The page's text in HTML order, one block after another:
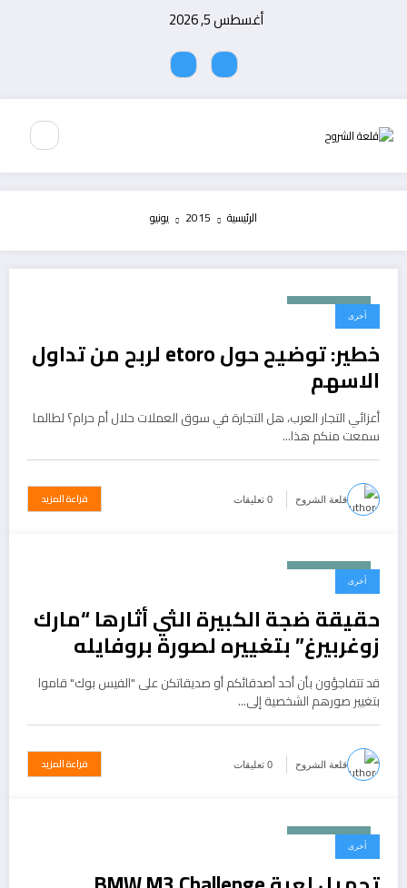
أغسطس 5, 2026
الرئيسية 2015 يونيو
أخرى
خطير: توضيح حول etoro لربح من تداول
الاسهم
أعزائي التجار العرب، هل التجارة في سوق العملات حلال أم حرام؟ لطالما
سمعت منكم هذا…
قلعة الشروح 0 تعليقات قراءة المزيد
أخرى
حقيقة ضجة الكبيرة الثي أثارها “مارك
زوغربيرغ” بتغييره لصورة بروفايله
قد تتفاجؤون بأن أحد أصدقائكم أو صديقاتكن على "الفيس بوك" قاموا
بتغيير صورهم الشخصية إلى…
قلعة الشروح 0 تعليقات قراءة المزيد
أخرى